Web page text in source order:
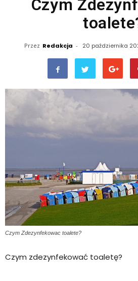
Czym
Przez Redakcja - 20 października
Czym Zdezynfekowac toalete?
Czym zdezynfekować toaletę?